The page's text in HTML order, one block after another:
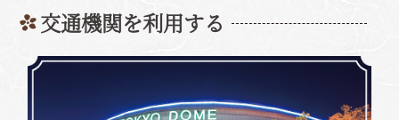
交通機関を利用する